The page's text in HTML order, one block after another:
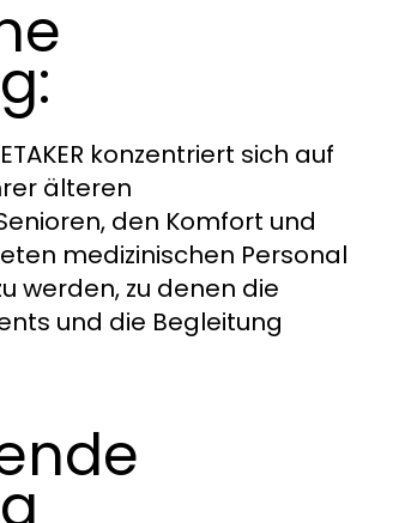
konzentriert sich auf
älteren
den Komfort und
medizinischen Personal
werden, zu denen die
und die Begleitung